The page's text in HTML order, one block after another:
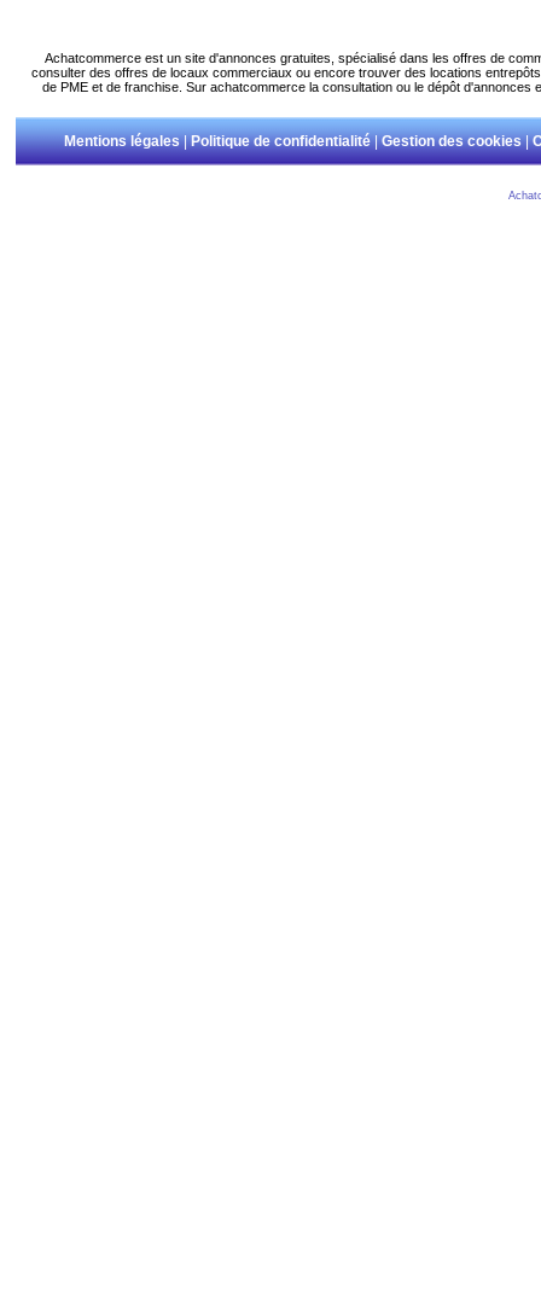
Achatcommerce est un site d'annonces gratuites, spécialisé dans les offres de
consulter des offres de locaux commerciaux ou encore trouver des locations
de PME et de franchise. Sur achatcommerce la consultation ou le dépôt
Mentions légales|Politique de confidentialité|Gestion des cookies|